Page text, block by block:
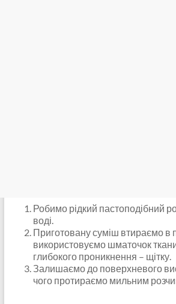
Робимо рідкий пастоподібний
воді.
Приготовану суміш втираємо в
використовуємо шматочок
глибокого проникнення – щітку.
Залишаємо до поверхневого
чого протираємо мильним